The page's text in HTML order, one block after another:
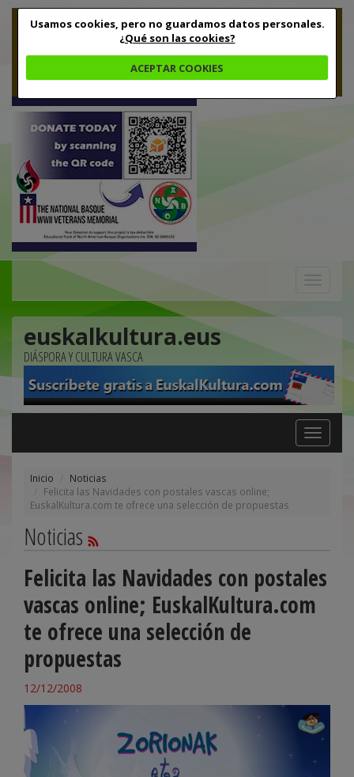
Usamos cookies, pero no guardamos datos personales.
¿Qué son las cookies?
ACEPTAR COOKIES
euskalkultura.eus
DIÁSPORA Y CULTURA VASCA
Toggle
navigation
Inicio
Noticias
Felicita las Navidades con postales vascas online;
EuskalKultura.com te ofrece una selección de propuestas
Noticias
Felicita las Navidades con postales
vascas online; EuskalKultura.com
te ofrece una selección de
propuestas
12/12/2008